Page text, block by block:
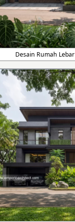
Desain Rumah Lebar